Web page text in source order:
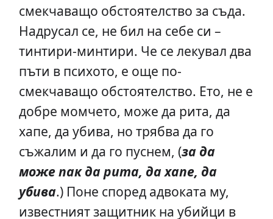
смекчаващо обстоятелство за съда.
Надрусал се, не бил на себе си –
тинтири-минтири. Че се лекувал два
пъти в психото, е още по-
смекчаващо обстоятелство. Ето, не е
добре момчето, може да рита, да
хапе, да убива, но трябва да го
съжалим и да го пуснем, (за да
може пак да рита, да хапе, да
убива.) Поне според адвоката му,
известният защитник на убийци в